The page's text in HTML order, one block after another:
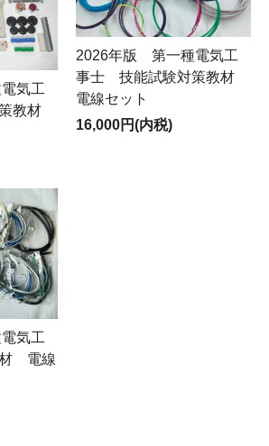
気工
教材
2026年版 第一種電気工
事士 技能試験対策教材
電線セット
16,000円(内税)
気工
電線